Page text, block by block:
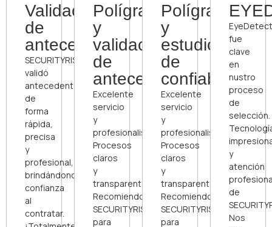
Validación
de
antecedentes
SECURITYRISK
validó
antecedentes
de
forma
rápida,
precisa
y
profesional,
brindándonos
confianza
al
contratar.
Polígrafo
y
validación
de
antecedentes
Excelente
servicio
y
profesionalismo.
Procesos
claros
y
transparentes.
Recomiendo
SECURITYRISK
para
Polígrafo
y
estudio
de
confiablidad
Excelente
servicio
y
profesionalismo.
Procesos
claros
y
transparentes.
Recomiendo
SECURITYRISK
para
EyeDetect
fue
clave
en
nustro
proceso
de
selección.
y
atención
de
Nos